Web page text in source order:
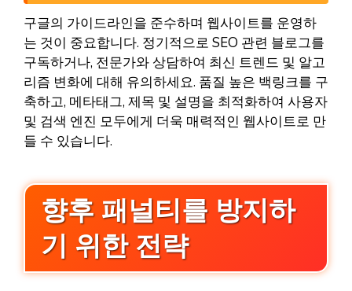
구글의 가이드라인을 준수하며 웹사이트를 운영하
는 것이 중요합니다. 정기적으로 SEO 관련 블로그를
구독하거나, 전문가와 상담하여 최신 트렌드 및 알고
리즘 변화에 대해 유의하세요. 품질 높은 백링크를 구
축하고, 메타태그, 제목 및 설명을 최적화하여 사용자
및 검색 엔진 모두에게 더욱 매력적인 웹사이트로 만
들 수 있습니다.
향후 패널티를 방지하
기 위한 전략